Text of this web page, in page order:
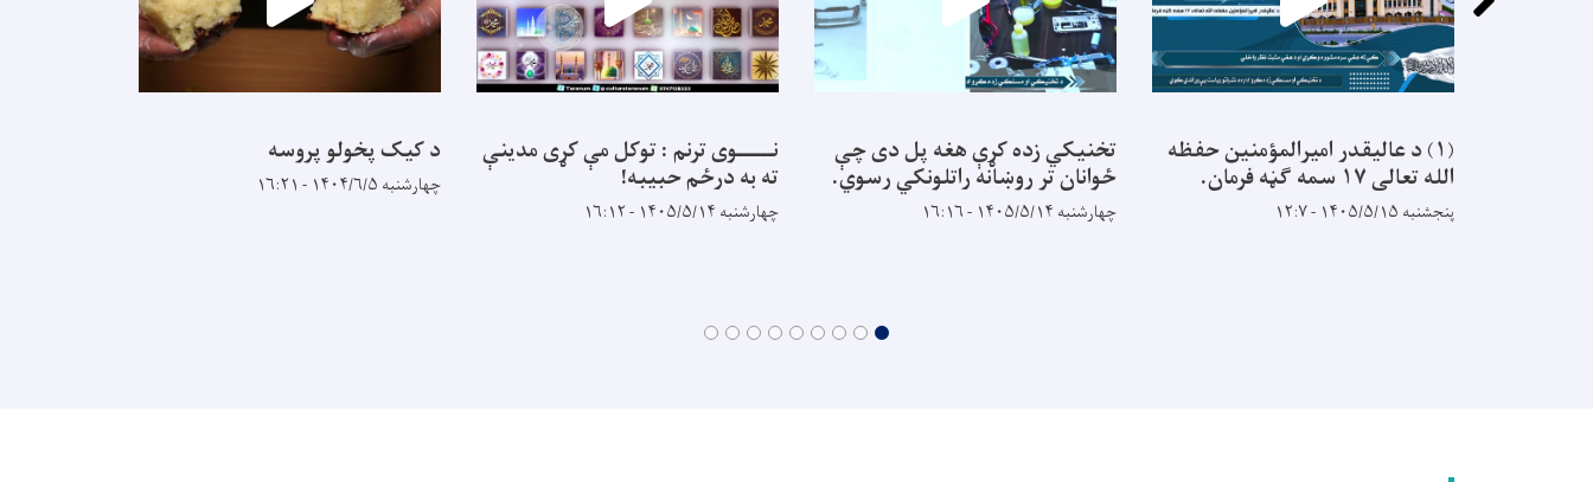
(۱) د عالیقدر امیرالمؤمنین حفظه
الله تعالی ۱۷ سمه ګڼه فرمان.
پنجشنبه ۱۴۰۵/۵/۱۵ - ۱۲:۷
تخنيکي زده کړې هغه پل دی چې
ځوانان تر روښانه راتلونکي رسوي.
چهارشنبه ۱۴۰۵/۵/۱۴ - ۱۶:۱۶
نــــــوی ترنم : توکل مې کړی مدينې
ته به درځم حبيبه!
چهارشنبه ۱۴۰۵/۵/۱۴ - ۱۶:۱۲
د کیک پخولو پروسه
چهارشنبه ۱۴۰۴/۶/۵ - ۱۶:۲۱